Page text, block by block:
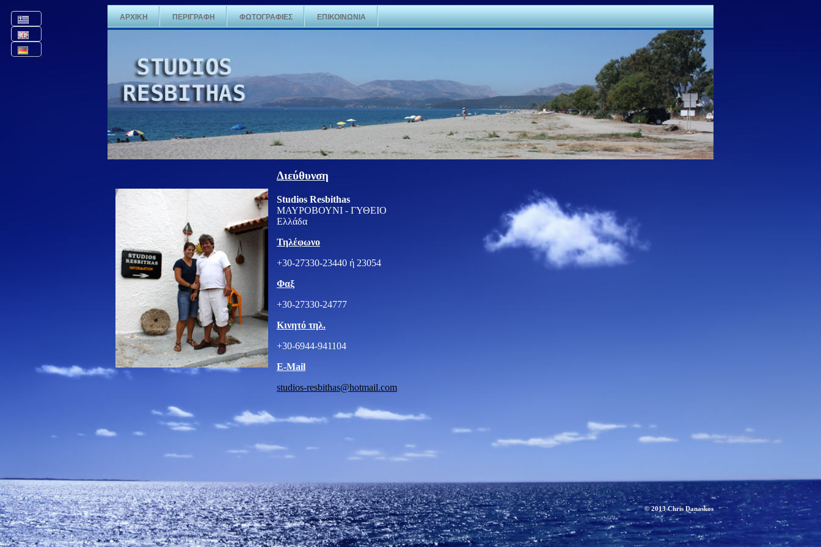
ΑΡΧΙΚΗ ΠΕΡΙΓΡΑΦΗ ΦΩΤΟΓΡΑΦΙΕΣ ΕΠΙΚΟΙΝΩΝΙΑ
Διεύθυνση
Studios Resbithas
ΜΑΥΡΟΒΟΥΝΙ - ΓΥΘΕΙΟ
Ελλάδα
Τηλέφωνο
+30-27330-23440 ή 23054
Φαξ
+30-27330-24777
Κινητό τηλ.
+30-6944-941104
E-Mail
studios-resbithas@hotmail.com
© 2013 Chris Danaskos